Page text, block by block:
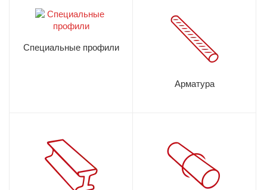
Специальные профили
Арматура